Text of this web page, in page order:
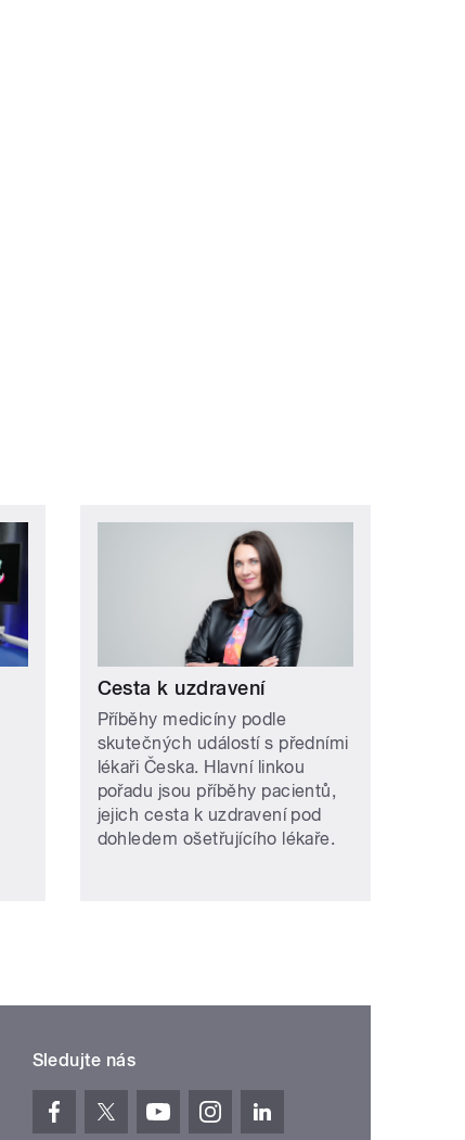
Cesta k uzdravení
Příběhy medicíny podle
skutečných událostí s předními
lékaři Česka. Hlavní linkou
pořadu jsou příběhy pacientů,
jejich cesta k uzdravení pod
dohledem ošetřujícího lékaře.
Sledujte nás